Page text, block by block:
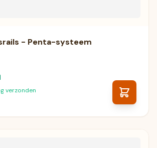
- Penta-systeem
verzonden